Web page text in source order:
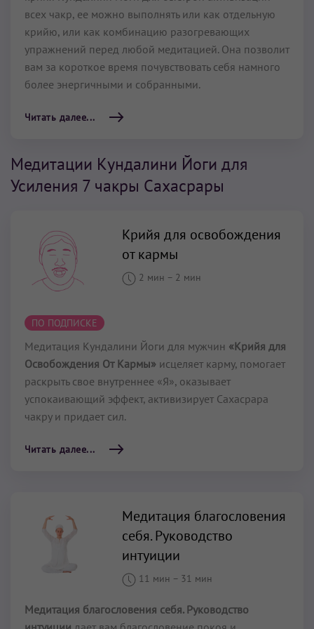
всех чакр, ее можно выполнять или как отдельную
крийю, или как комбинацию разогревающих
упражнений перед любой медитацией. Она позволит
вам за короткое время почувствовать себя намного
более энергичными и собранными.
Читать далее...
Медитации Кундалини Йоги для
Усиления 7 чакры Сахасрары
Крийя для освобождения
от кармы
2 мин – 2 мин
ПО ПОДПИСКЕ
Медитация Кундалини Йоги для мужчин «Крийя для
Освобождения От Кармы» исцеляет карму, помогает
раскрыть свое внутреннее «Я», оказывает
успокаивающий эффект, активизирует Сахасрара
чакру и придает сил.
Читать далее...
Медитация благословения
себя. Руководство
интуиции
11 мин – 31 мин
Медитация благословения себя. Руководство